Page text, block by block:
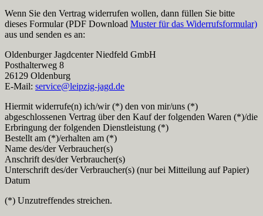
Wenn Sie den Vertrag widerrufen wollen, dann füllen Sie bitte
dieses Formular (PDF Download Muster für das Widerrufsformular)
aus und senden es an:
Oldenburger Jagdcenter Niedfeld GmbH
Posthalterweg 8
26129 Oldenburg
E-Mail: service@leipzig-jagd.de
Hiermit widerrufe(n) ich/wir (*) den von mir/uns (*)
abgeschlossenen Vertrag über den Kauf der folgenden Waren (*)/die
Erbringung der folgenden Dienstleistung (*)
Bestellt am (*)/erhalten am (*)
Name des/der Verbraucher(s)
Anschrift des/der Verbraucher(s)
Unterschrift des/der Verbraucher(s) (nur bei Mitteilung auf Papier)
Datum
(*) Unzutreffendes streichen.